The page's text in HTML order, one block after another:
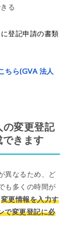
る
登記申請の書類
ちら(GVA 法人
の変更登記
きます
異なるため、ど
も多くの時間が
変更情報を入力す
で変更登記に必